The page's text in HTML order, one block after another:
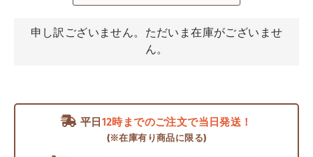
申し訳ございません。ただいま在庫がございませ
ん。
平日 12時までのご注文で当日発送！
(※在庫有り商品に限る)